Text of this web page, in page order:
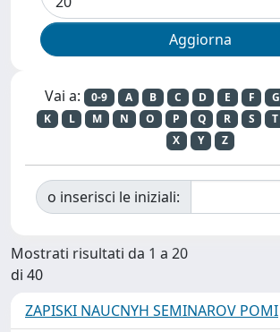
Vai a: 0-9 A B C D E F G
K
L M N O P Q R S T
X
Y Z
o inserisci le iniziali:
Mostrati risultati da 1 a 20
di 40
ZAPISKI NAUCNYH SEMINAROV POMI